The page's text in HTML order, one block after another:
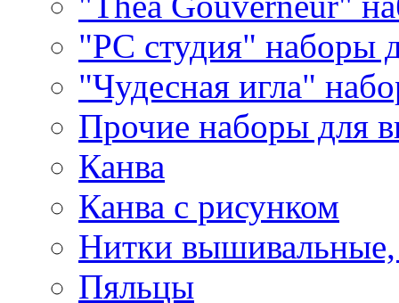
"РС студия" наборы
"Чудесная игла"
Прочие наборы для
Канва
Канва с рисунком
Нитки
Пяльцы